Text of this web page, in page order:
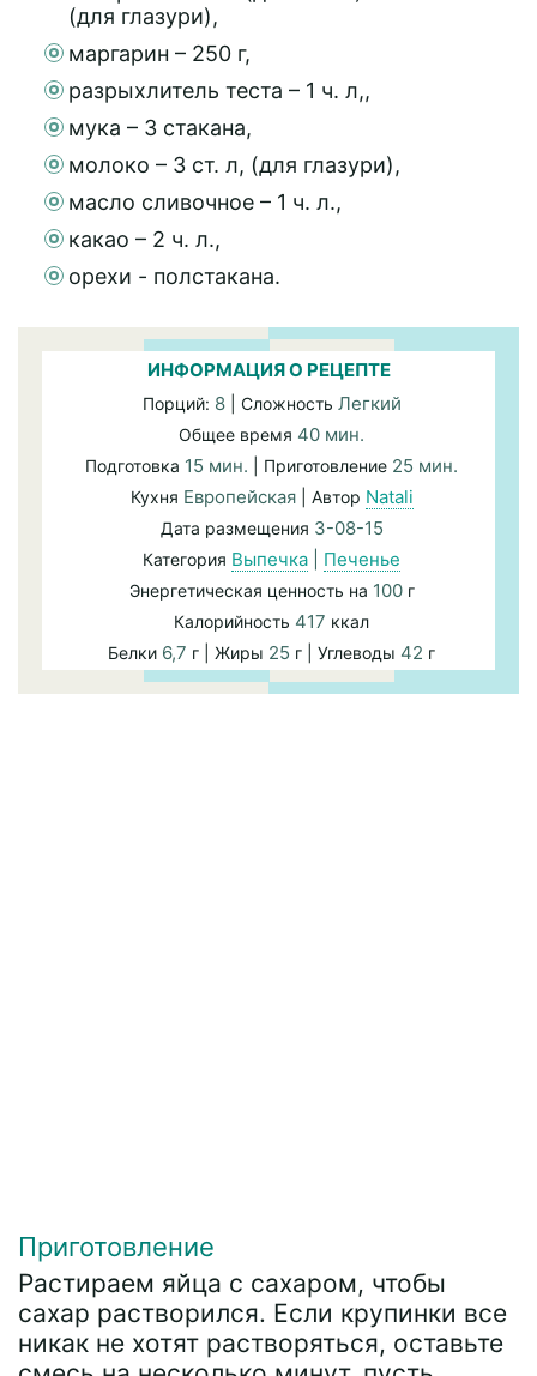
(для глазури),
маргарин – 250 г,
разрыхлитель теста – 1 ч. л,,
мука – 3 стакана,
молоко – 3 ст. л, (для глазури),
масло сливочное – 1 ч. л.,
какао – 2 ч. л.,
орехи - полстакана.
ИНФОРМАЦИЯ О РЕЦЕПТЕ
Порций: 8| Сложность Легкий
Общее время 40 мин.
Подготовка 15 мин. | Приготовление 25 мин.
Кухня Европейская| Автор Natali
Дата размещения 3-08-15
Категория Выпечка Печенье
Энергетическая ценность на 100г
Калорийность 417 ккал
Белки 6,7 г | Жиры 25 г | Углеводы 42 г
Приготовление
Растираем яйца с сахаром, чтобы
сахар растворился. Если крупинки все
никак не хотят растворяться, оставьте